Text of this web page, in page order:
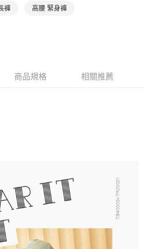
內提供個人資料，並將交易相關給付款項請求債
經同意申辦者引起之損失，本公司不負相關責
褲 高腰 緊身褲
商品規格 相關推薦